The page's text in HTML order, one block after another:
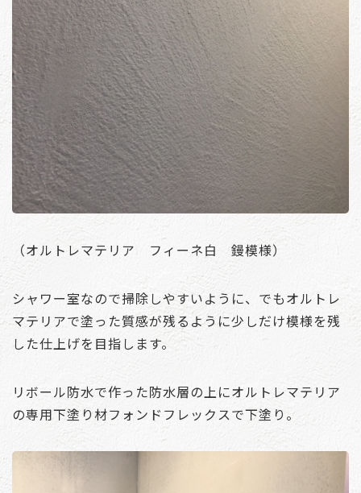
（オルトレマテリア フィーネ白 鏝模様）
シャワー室なので掃除しやすいように、でもオルトレ
マテリアで塗った質感が残るように少しだけ模様を残
した仕上げを目指します。
リボール防水で作った防水層の上にオルトレマテリア
の専用下塗り材フォンドフレックスで下塗り。